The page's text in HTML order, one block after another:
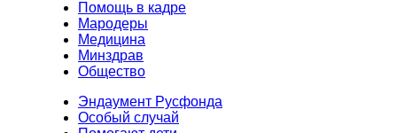
Помощь в кадре
Мародеры
Медицина
Минздрав
Общество
Эндаумент Русфонда
Особый случай